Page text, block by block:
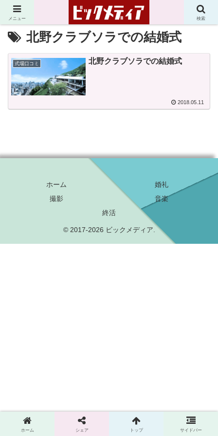
北野クラブソラでの結婚式
式場口コミ 北野クラブソラでの結婚式
2018.05.11
ホーム
婚礼
撮影
音楽
終活
© 2017-2026 ビックメディア.
メニュー 検索
ホーム シェア トップ サイドバー